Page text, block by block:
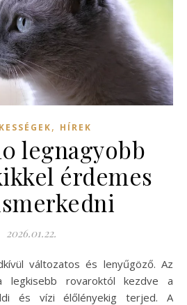
, HÍREK
legnagyobb
érdemes
2026.01.22.
legkisebb rovaroktól kezdve a
és vízi élőlényekig terjed. A